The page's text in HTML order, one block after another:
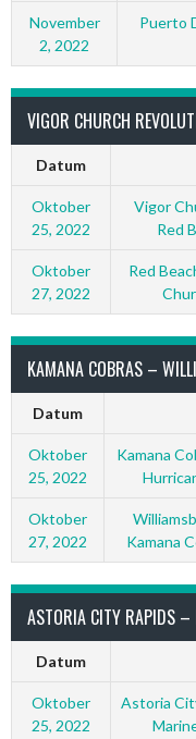
November
2, 2022
Puerto
VIGOR CHURCH
Datum
Oktober
25, 2022
Vigor
Red
Oktober
27, 2022
Red
KAMANA COBRAS –
Datum
Oktober
25, 2022
Kamana
Oktober
27, 2022
Kamana
ASTORIA CITY RAPIDS –
Datum
Oktober
25, 2022
Astoria